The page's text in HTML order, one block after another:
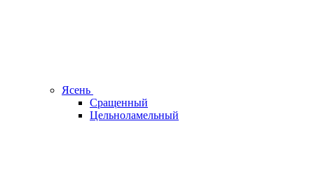
Ясень
Сращенный
Цельноламельный